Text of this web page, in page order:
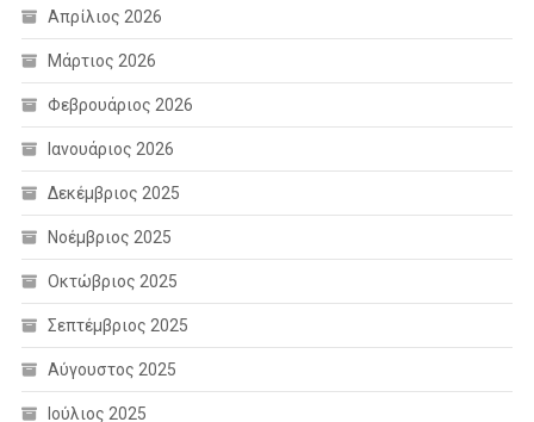
Απρίλιος 2026
Μάρτιος 2026
Φεβρουάριος 2026
Ιανουάριος 2026
Δεκέμβριος 2025
Νοέμβριος 2025
Οκτώβριος 2025
Σεπτέμβριος 2025
Αύγουστος 2025
Ιούλιος 2025